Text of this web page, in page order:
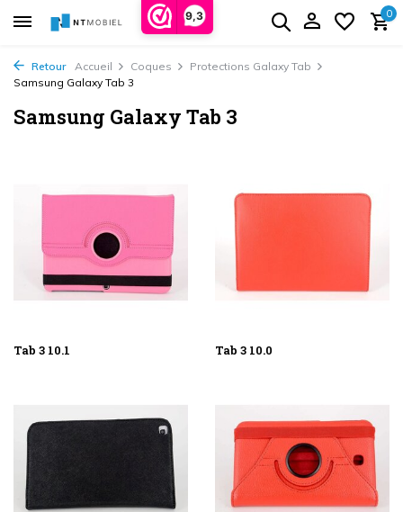
9,3 0
Retour Accueil Coques
Protections Galaxy Tab
Samsung Galaxy Tab 3
Samsung Galaxy Tab 3
Tab 3 10.1 Tab 3 10.0